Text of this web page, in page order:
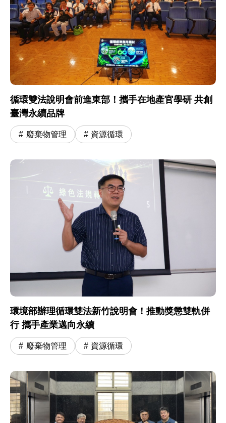
循環雙法說明會前進東部！攜手在地產官學研 共創
臺灣永續品牌
廢棄物管理 資源循環
環境部辦理循環雙法新竹說明會！推動獎懲雙軌併
行 攜手產業邁向永續
廢棄物管理 資源循環